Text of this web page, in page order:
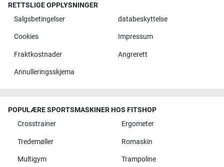
RETTSLIGE OPPLYSNINGER
Salgsbetingelser
databeskyttelse
Cookies Impressum
Fraktkostnader Angrerett
Annulleringsskjema
POPULÆRE SPORTSMASKINER HOS FITSHOP
Crosstrainer
Ergometer
Tredemøller Romaskin
Multigym Trampoline